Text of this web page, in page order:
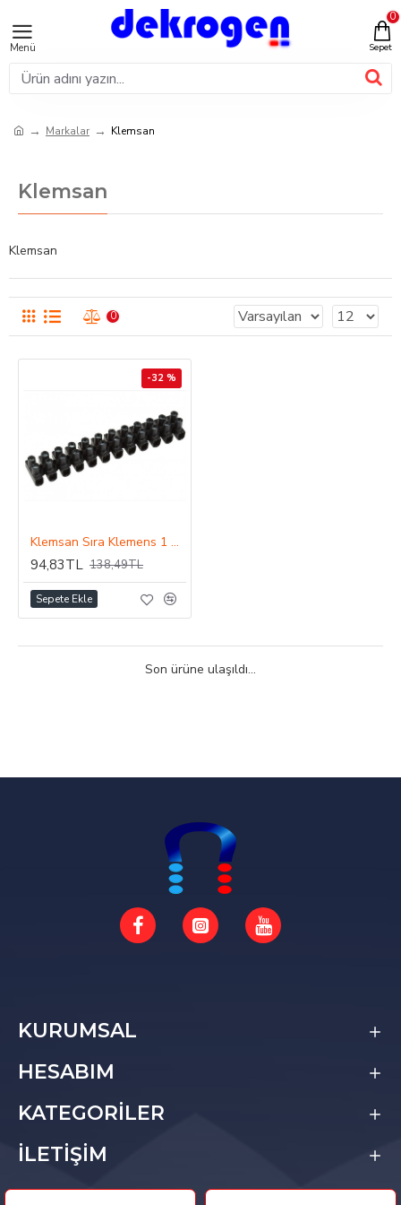
0
Markalar Klemsan
Klemsan
Klemsan
0
-32 %
Klemsan Sıra Klemens 1 No SK1
94,83TL 138,49TL
Sepete Ekle
Son ürüne ulaşıldı...
KURUMSAL
HESABIM
KATEGORİLER
İLETİŞİM